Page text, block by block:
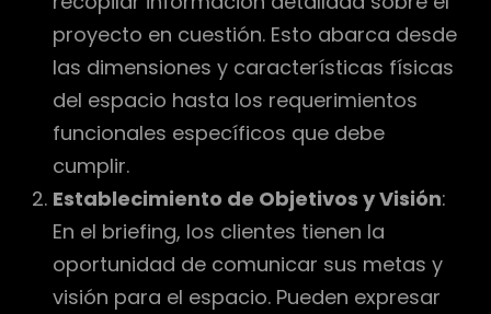
proyecto en cuestión. Esto abarca desde
las dimensiones y características físicas
del espacio hasta los requerimientos
funcionales específicos que debe
cumplir.
Establecimiento de Objetivos y Visión:
En el briefing, los clientes tienen la
oportunidad de comunicar sus metas y
visión para el espacio. Pueden expresar